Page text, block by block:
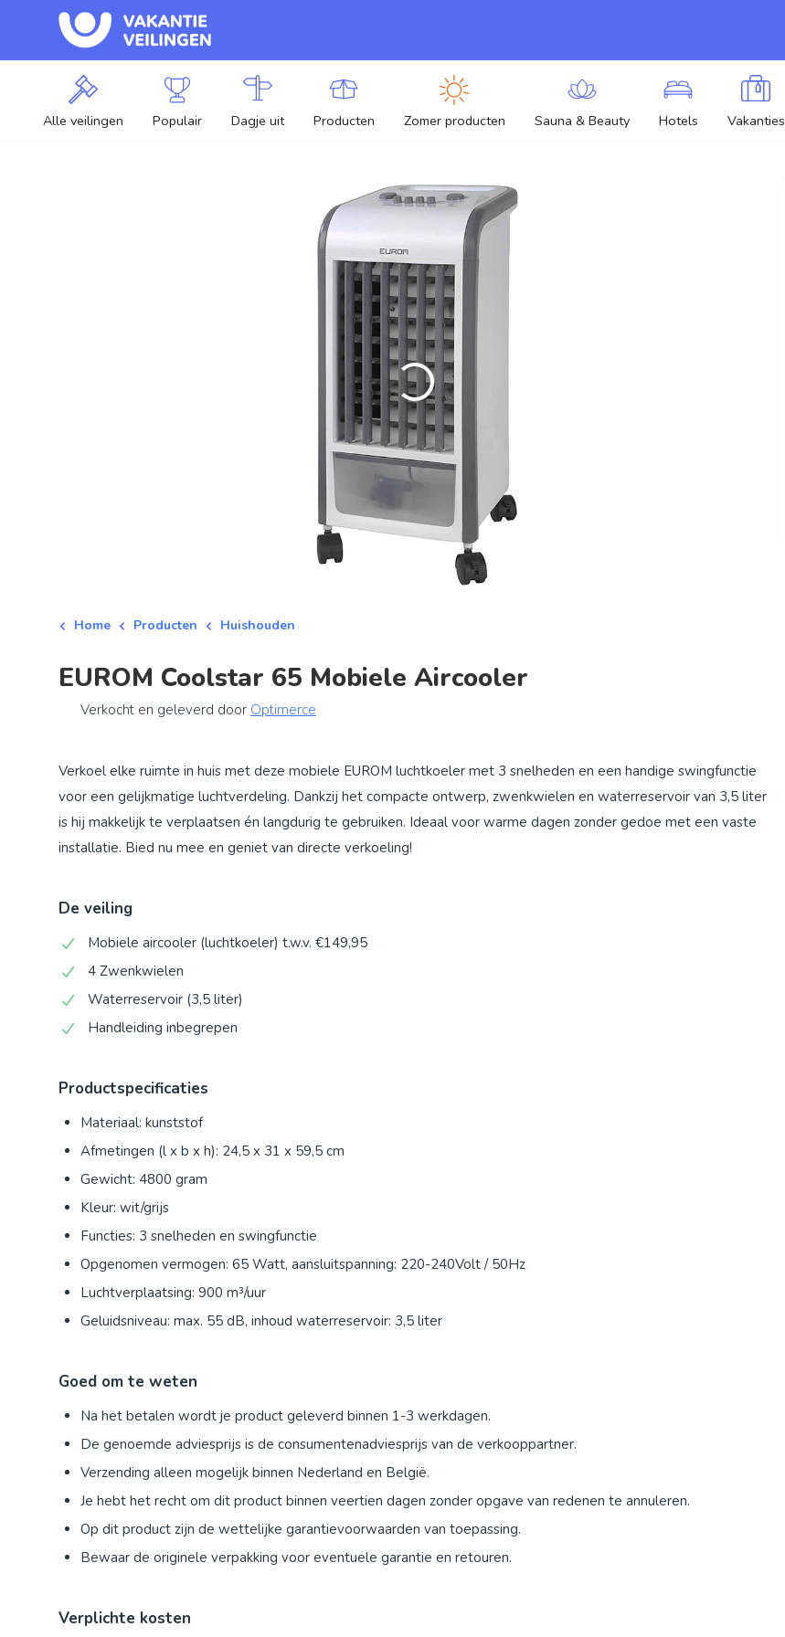
Alle veilingen Populair Dagje uit Producten Zomer producten Sauna & Beauty Hotels Vakanties
Home Producten Huishouden
EUROM Coolstar 65 Mobiele Aircooler
Verkocht en geleverd door Optimerce
Verkoel elke ruimte in huis met deze mobiele EUROM luchtkoeler met 3 snelheden en een handige swingfunctie
voor een gelijkmatige luchtverdeling. Dankzij het compacte ontwerp, zwenkwielen en waterreservoir van 3,5 liter
is hij makkelijk te verplaatsen én langdurig te gebruiken. Ideaal voor warme dagen zonder gedoe met een vaste
installatie. Bied nu mee en geniet van directe verkoeling!
De veiling
Mobiele aircooler (luchtkoeler) t.w.v. €149,95
4 Zwenkwielen
Waterreservoir (3,5 liter)
Handleiding inbegrepen
Productspecificaties
Materiaal: kunststof
Afmetingen (l x b x h): 24,5 x 31 x 59,5 cm
Gewicht: 4800 gram
Kleur: wit/grijs
Functies: 3 snelheden en swingfunctie
Opgenomen vermogen: 65 Watt, aansluitspanning: 220-240Volt / 50Hz
Luchtverplaatsing: 900 m³/uur
Geluidsniveau: max. 55 dB, inhoud waterreservoir: 3,5 liter
Goed om te weten
Na het betalen wordt je product geleverd binnen 1-3 werkdagen.
De genoemde adviesprijs is de consumentenadviesprijs van de verkooppartner.
Verzending alleen mogelijk binnen Nederland en België.
Je hebt het recht om dit product binnen veertien dagen zonder opgave van redenen te annuleren.
Op dit product zijn de wettelijke garantievoorwaarden van toepassing.
Bewaar de originele verpakking voor eventuele garantie en retouren.
Verplichte kosten